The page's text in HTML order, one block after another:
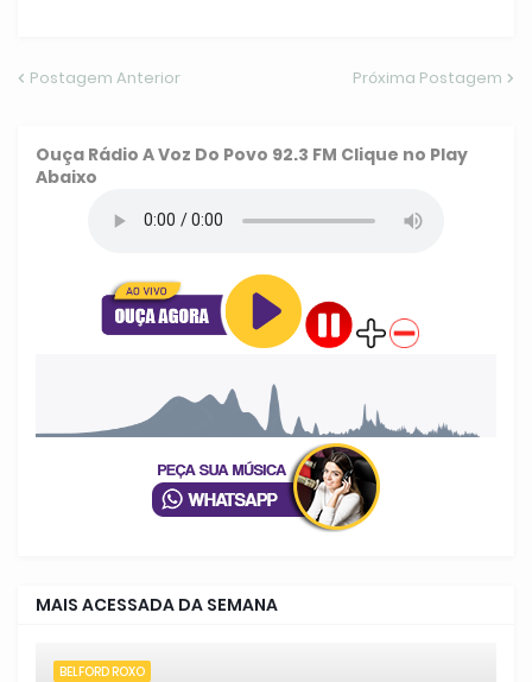
Postagem Anterior Próxima Postagem
Ouça Rádio A Voz Do Povo 92.3 FM Clique no Play
Abaixo
MAIS ACESSADA DA SEMANA
BELFORD ROXO